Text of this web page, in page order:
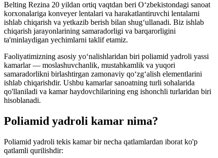
Belting Rezina 20 yildan ortiq vaqtdan beri O‘zbekistondagi sanoat
korxonalariga konveyer lentalari va harakatlantiruvchi lentalarni
ishlab chiqarish va yetkazib berish bilan shug‘ullanadi. Biz ishlab
chiqarish jarayonlarining samaradorligi va barqarorligini
ta'minlaydigan yechimlarni taklif etamiz.
Faoliyatimizning asosiy yo‘nalishlaridan biri poliamid yadroli yassi
kamarlar — moslashuvchanlik, mustahkamlik va yuqori
samaradorlikni birlashtirgan zamonaviy qo‘zg‘alish elementlarini
ishlab chiqarishdir. Ushbu kamarlar sanoatning turli sohalarida
qo'llaniladi va kamar haydovchilarining eng ishonchli turlaridan biri
hisoblanadi.
Poliamid yadroli kamar nima?
Poliamid yadroli tekis kamar bir necha qatlamlardan iborat ko'p
qatlamli qurilishdir: